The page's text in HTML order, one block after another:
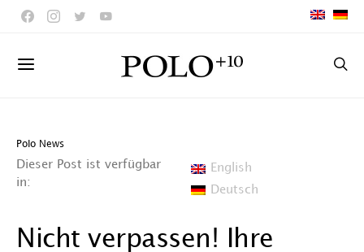
Polo News
Dieser Post ist verfügbar
in:
English
Deutsch
Nicht verpassen! Ihre